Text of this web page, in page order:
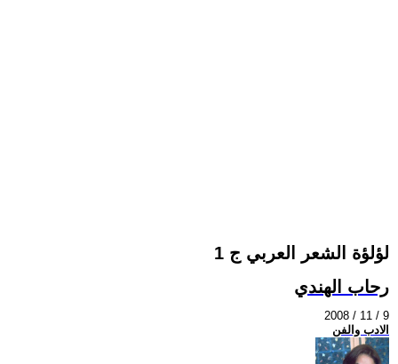
لؤلؤة الشعر العربي ج 1
رحاب الهندي
2008 / 11 / 9
الادب والفن